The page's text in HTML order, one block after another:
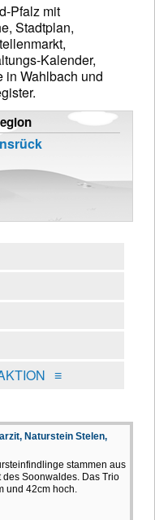
Pfalz mit
Stadtplan,
Kalender,
in Wahlbach und
≡
Naturstein Stelen,
stammen aus
Soonwaldes. Das Trio
und 42cm hoch.